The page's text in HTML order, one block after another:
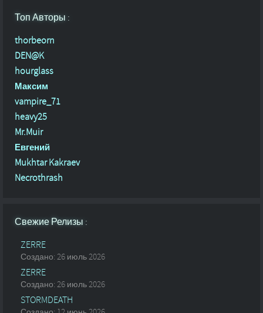
Топ Авторы :
thorbeorn
DEN@K
hourglass
Максим
vampire_71
heavy25
Mr.Muir
Евгений
Mukhtar Kakraev
Necrothrash
Свежие Релизы :
ZERRE
Создано: 26 июль 2026
ZERRE
Создано: 26 июль 2026
STORMDEATH